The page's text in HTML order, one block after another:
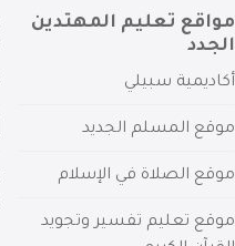
مواقع تعليم المهتدين
الجدد
أكاديمية سبيلي
موقع المسلم الجديد
موقع الصلاة في الإسلام
موقع تعليم تفسير وتجويد